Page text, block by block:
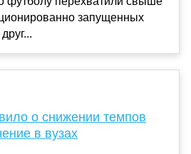
запущенных
о снижении темпов
в вузах